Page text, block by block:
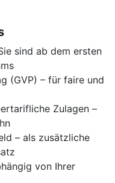
sind ab dem ersten
(GVP) – für faire und
Zulagen –
– als zusätzliche
von Ihrer